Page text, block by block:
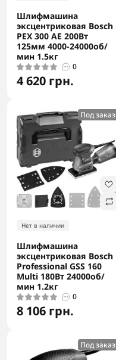
Шлифмашина
эксцентриковая Bosch
PEX 300 AE 200Вт
125мм 4000-24000об/
мин 1.5кг
0
4 620 грн.
Под заказ
Нет в наличии
Шлифмашина
эксцентриковая Bosch
Professional GSS 160
Multi 180Вт 24000об/
мин 1.2кг
0
8 106 грн.
Под заказ